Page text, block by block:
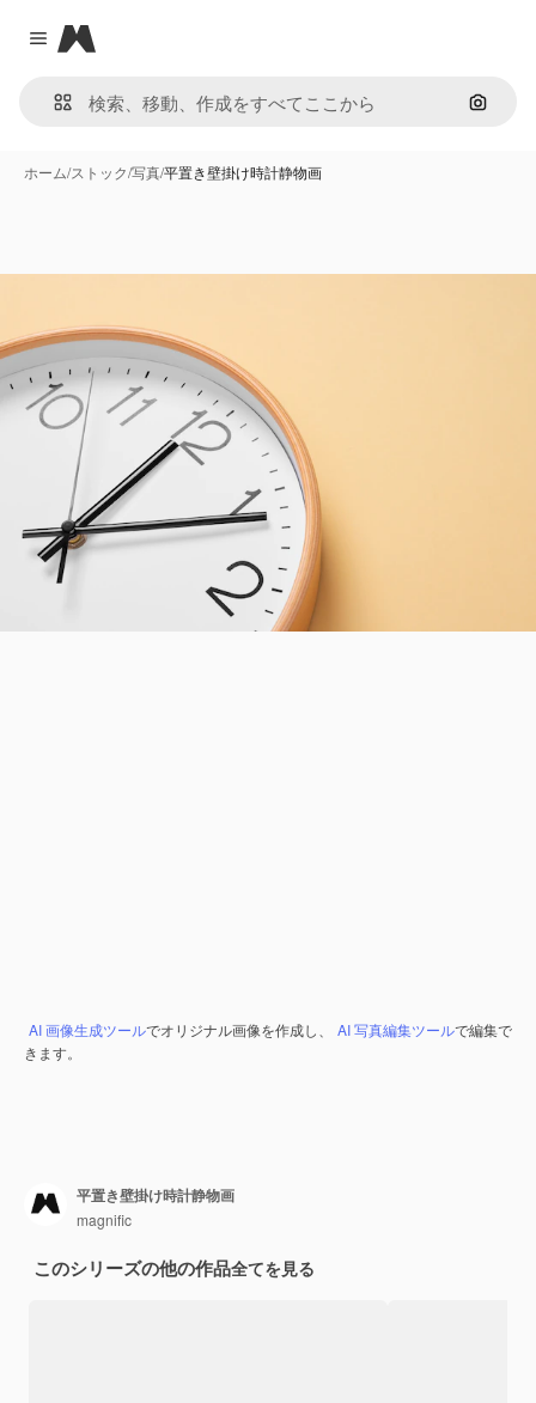
Close menu
Magnific
画像で
ホーム/ストック/写真/平置き壁掛け時計静物画
AI 画像生成ツールでオリジナル画像を作成し、 AI 写真編集ツールで編集で
きます。
平置き壁掛け時計静物画
magnific
このシリーズの他の作品全てを見る